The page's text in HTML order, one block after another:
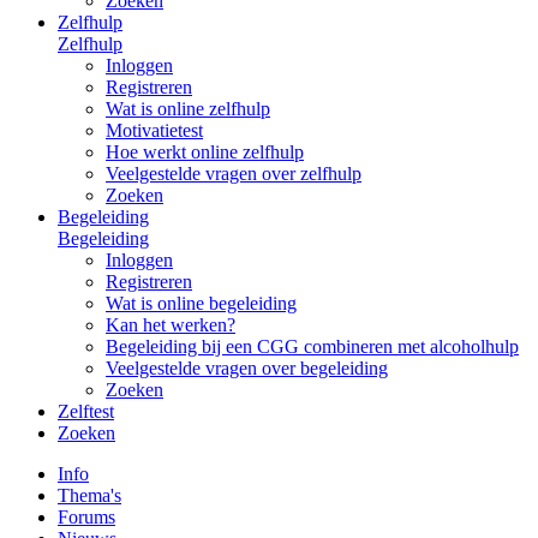
Zelfhulp
Zelfhulp
Inloggen
Registreren
Wat is online zelfhulp
Motivatietest
Hoe werkt online zelfhulp
Veelgestelde vragen over zelfhulp
Zoeken
Begeleiding
Begeleiding
Inloggen
Registreren
Wat is online begeleiding
Kan het werken?
Begeleiding bij een CGG combineren met alcoholhulp
Veelgestelde vragen over begeleiding
Zoeken
Zelftest
Zoeken
Info
Thema's
Forums